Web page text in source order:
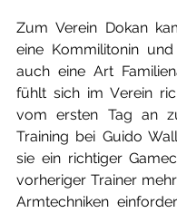
Zum Verein Dokan
eine Kommilitonin
auch eine Art
fühlt sich im Verein
vom ersten Tag an
Training bei Guido
sie ein richtiger
vorheriger Trainer
Armtechniken